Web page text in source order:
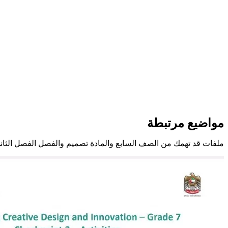
مواضيع مرتبطة
ملفات قد تهمك من الصف السابع والمادة تصميم والفصل الفصل